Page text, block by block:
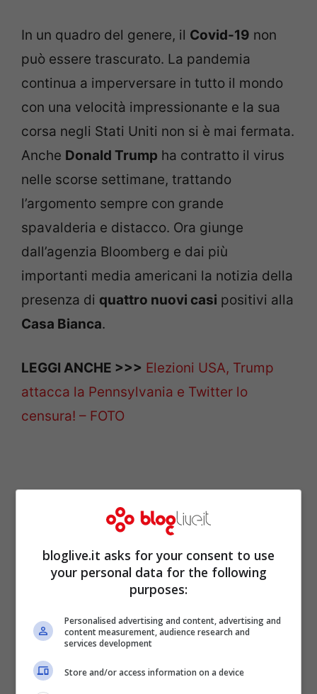
In un quadro del genere, il Covid-19 non
può essere trascurato. La pandemia
continua a imperversare in tutto il mondo
con una velocità impressionante e la sua
corsa negli Stati Uniti non si è mai fermata.
Anche Donald Trump ha contratto il virus
nelle scorse settimane, trattando
l’argomento sempre con grande
spavalderia e distacco. Ora giunge
dall’agenzia Bloomberg e dai più
importanti media americani la notizia della
presenza di quattro nuovi casi positivi alla
Casa Bianca.
LEGGI ANCHE >>> Elezioni USA, Trump
attacca la Pennsylvania e Twitter lo
censura! – FOTO
Quattro nuovi positivi al
Covid alla Casa Bianca:
bloglive.it asks for your consent to use
your personal data for the following
purposes:
Personalised advertising and content, advertising and
content measurement, audience research and
services development
Store and/or access information on a device